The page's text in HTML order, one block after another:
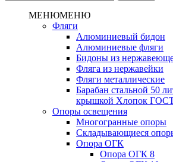
МЕНЮМЕНЮ
Фляги
Алюминиевый бидон
Алюминиевые фляги
Бидоны из
Фляга из нержавейки
Фляги металлические
Барабан стальной 50
крышкой Хлопок
Опоры освещения
Многогранные опоры
Складывающиеся
Опора ОГК
Опора ОГК 8